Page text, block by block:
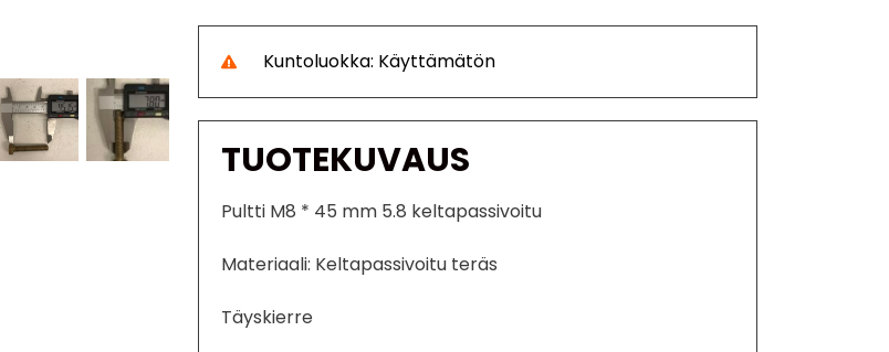
Kuntoluokka: Käyttämätön
TUOTEKUVAUS
Pultti M8 * 45 mm 5.8 keltapassivoitu
Materiaali: Keltapassivoitu teräs
Täyskierre